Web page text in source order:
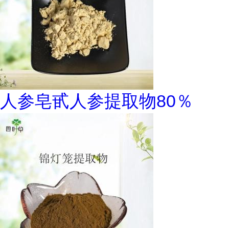
人参皂甙人参提取物80％